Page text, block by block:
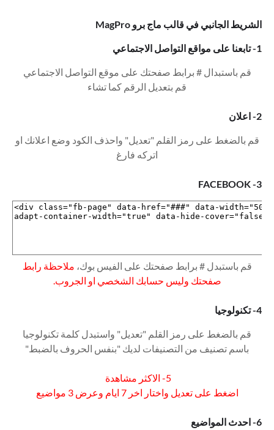
الشريط الجانبي في قالب ماج برو MagPro
1- تابعنا على مواقع التواصل الاجتماعي
قم باستبدال # برابط صفحتك على موقع التواصل الاجتماعي
قم بتعديل الرقم كما تشاء
2- اعلان
قم بالضغط على رمز القلم "تعديل" واحذف الكود وضع اعلانك او
اتركه فارغ
3- FACEBOOK
قم باستبدل # برابط صفحتك على الفيس بوك، ملاحظة رابط
صفحتك وليس حسابك الشخصي او الجروب.
4- تكنولوجيا
قم بالضغط على رمز القلم "تعديل" واستبدل كلمة تكنولوجيا
باسم تصنيف من التصنيفات لديك "بنفس الحروف بالضبط"
5- الاكثر مشاهدة
اضغط على تعديل واختار اخر 7 ايام وعرض 3 مواضيع
6- احدث المواضيع